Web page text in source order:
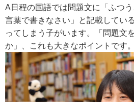
A日程の国語では問題文に「ふつ
言葉で書きなさい」と記載してい
ってしまう子がいます。「問題文
か」、これも大きなポイントです。